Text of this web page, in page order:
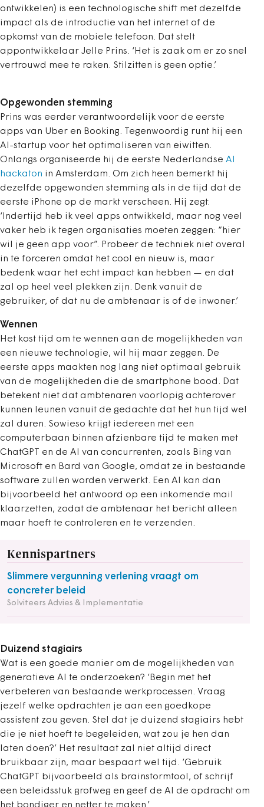
ontwikkelen) is een technologische shift met dezelfde
impact als de introductie van het internet of de
opkomst van de mobiele telefoon. Dat stelt
appontwikkelaar Jelle Prins. ‘Het is zaak om er zo snel
vertrouwd mee te raken. Stilzitten is geen optie.’
Opgewonden stemming
Prins was eerder verantwoordelijk voor de eerste
apps van Uber en Booking. Tegenwoordig runt hij een
AI-startup voor het optimaliseren van eiwitten.
Onlangs organiseerde hij de eerste Nederlandse AI
hackaton in Amsterdam. Om zich heen bemerkt hij
dezelfde opgewonden stemming als in de tijd dat de
eerste iPhone op de markt verscheen. Hij zegt:
‘Indertijd heb ik veel apps ontwikkeld, maar nog veel
vaker heb ik tegen organisaties moeten zeggen: “hier
wil je geen app voor”. Probeer de techniek niet overal
in te forceren omdat het cool en nieuw is, maar
bedenk waar het echt impact kan hebben — en dat
zal op heel veel plekken zijn. Denk vanuit de
gebruiker, of dat nu de ambtenaar is of de inwoner.’
Wennen
Het kost tijd om te wennen aan de mogelijkheden van
een nieuwe technologie, wil hij maar zeggen. De
eerste apps maakten nog lang niet optimaal gebruik
van de mogelijkheden die de smartphone bood. Dat
betekent niet dat ambtenaren voorlopig achterover
kunnen leunen vanuit de gedachte dat het hun tijd wel
zal duren. Sowieso krijgt iedereen met een
computerbaan binnen afzienbare tijd te maken met
ChatGPT en de AI van concurrenten, zoals Bing van
Microsoft en Bard van Google, omdat ze in bestaande
software zullen worden verwerkt. Een AI kan dan
bijvoorbeeld het antwoord op een inkomende mail
klaarzetten, zodat de ambtenaar het bericht alleen
maar hoeft te controleren en te verzenden.
Kennispartners
Slimmere vergunning verlening vraagt om
concreter beleid
Solviteers Advies & Implementatie
Duizend stagiairs
Wat is een goede manier om de mogelijkheden van
generatieve AI te onderzoeken? ‘Begin met het
verbeteren van bestaande werkprocessen. Vraag
jezelf welke opdrachten je aan een goedkope
assistent zou geven. Stel dat je duizend stagiairs hebt
die je niet hoeft te begeleiden, wat zou je hen dan
laten doen?’ Het resultaat zal niet altijd direct
bruikbaar zijn, maar bespaart wel tijd. ‘Gebruik
ChatGPT bijvoorbeeld als brainstormtool, of schrijf
een beleidsstuk grofweg en geef de AI de opdracht om
het bondiger en netter te maken.’